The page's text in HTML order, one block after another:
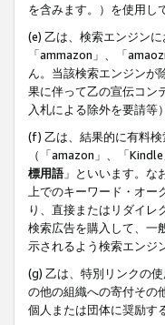
を含みます。）を使用
(e) 乙は、検索エンジン
「ammazon」、「
ん。当該検索エンジンが
果に伴って乙の宣伝コン
入札による除外を要請等
(f) 乙は、結果的に有料
（「amazon」、「
標用語」といいます。な
上でのキーワード・オ
り、直接またはリダイレ
検索広告を購入して、一
示されるよう検索エンジ
(g) 乙は、特別リンクの
の他の組織への寄付その
個人または団体に奨励す